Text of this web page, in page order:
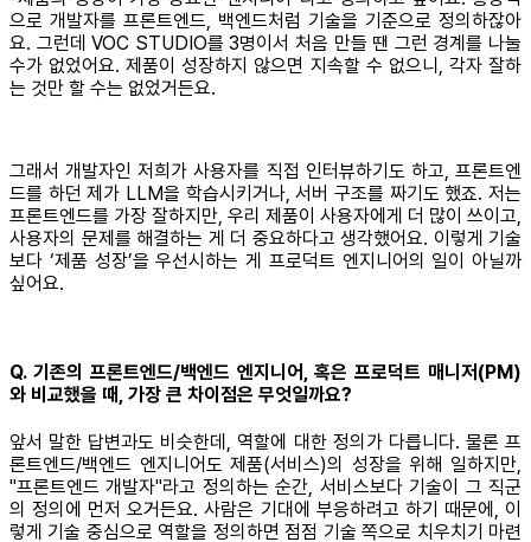
으로 개발자를 프론트엔드, 백엔드처럼 기술을 기준으로 정의하잖아
요. 그런데 VOC STUDIO를 3명이서 처음 만들 땐 그런 경계를 나눌
수가 없었어요. 제품이 성장하지 않으면 지속할 수 없으니, 각자 잘하
는 것만 할 수는 없었거든요.
그래서 개발자인 저희가 사용자를 직접 인터뷰하기도 하고, 프론트엔
드를 하던 제가 LLM을 학습시키거나, 서버 구조를 짜기도 했죠. 저는
프론트엔드를 가장 잘하지만, 우리 제품이 사용자에게 더 많이 쓰이고,
사용자의 문제를 해결하는 게 더 중요하다고 생각했어요. 이렇게 기술
보다 ‘제품 성장’을 우선시하는 게 프로덕트 엔지니어의 일이 아닐까
싶어요.
Q. 기존의 프론트엔드/백엔드 엔지니어, 혹은 프로덕트 매니저(PM)
와 비교했을 때, 가장 큰 차이점은 무엇일까요?
앞서 말한 답변과도 비슷한데, 역할에 대한 정의가 다릅니다. 물론 프
론트엔드/백엔드 엔지니어도 제품(서비스)의 성장을 위해 일하지만,
"프론트엔드 개발자"라고 정의하는 순간, 서비스보다 기술이 그 직군
의 정의에 먼저 오거든요. 사람은 기대에 부응하려고 하기 때문에, 이
렇게 기술 중심으로 역할을 정의하면 점점 기술 쪽으로 치우치기 마련